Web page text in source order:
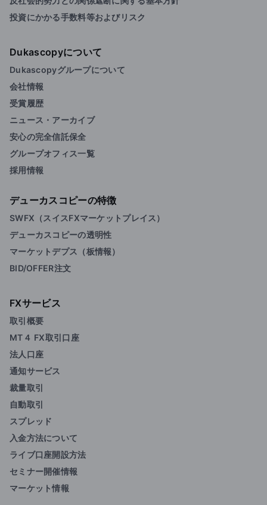
投資にかかる手数料等およびリスク
Dukascopyについて
Dukascopyグループについて
会社情報
受賞履歴
ニュース・アーカイブ
安心の完全信託保全
グループオフィス一覧
採用情報
デューカスコピーの特徴
SWFX（スイスFXマーケットプレイス）
デューカスコピーの透明性
マーケットデプス（板情報）
BID/OFFER注文
FXサービス
取引概要
MT４ FX取引口座
法人口座
通知サービス
裁量取引
自動取引
スプレッド
入金方法について
ライブ口座開設方法
セミナー開催情報
マーケット情報